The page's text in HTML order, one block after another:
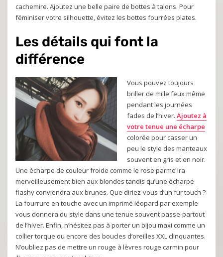
cachemire. Ajoutez une belle paire de bottes à talons. Pour
féminiser votre silhouette, évitez les bottes fourrées plates.
Les détails qui font la
différence
Vous pouvez toujours
briller de mille feux même
pendant les journées
fades de l’hiver. Ajoutez à
votre tenue une écharpe
colorée pour casser un
peu le style des manteaux
souvent en gris et en noir.
Une écharpe de couleur froide comme le rose parme ira
merveilleusement bien aux blondes tandis qu’une écharpe
flashy conviendra aux brunes. Que diriez-vous d’un fur touch ?
La fourrure en touche avec un imprimé léopard par exemple
vous donnera du style dans une tenue souvent passe-partout
de l’hiver. Enfin, n’hésitez pas à porter un bijou maxi comme un
collier torque ou encore des boucles d’oreilles XXL clinquantes.
N’oubliez pas de mettre un rouge à lèvres rouge carmin pour